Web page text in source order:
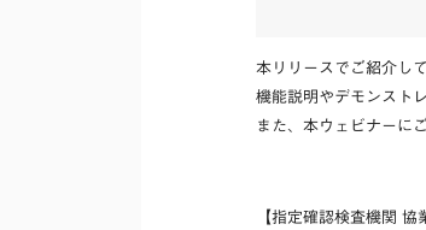
本リリースでご紹介し
機能説明やデモンスト
また、本ウェビナーに
【指定確認検査機関 協